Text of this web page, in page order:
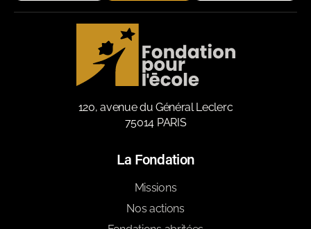
120, avenue du Général Leclerc
75014 PARIS
La Fondation
Missions
Nos actions